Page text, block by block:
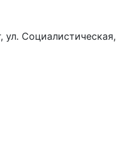
ул. Социалистическая,